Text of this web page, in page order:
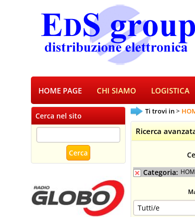
HOME PAGE CHI SIAMO LOGISTICA
Cerca nel sito Ti trovi in
Ricerca
Categoria: